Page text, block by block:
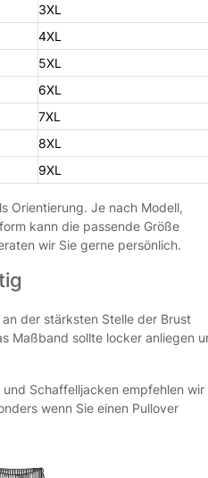
3XL
4XL
5XL
6XL
7XL
8XL
9XL
Orientierung. Je nach Modell,
kann die passende Größe
wir Sie gerne persönlich.
der stärksten Stelle der Brust
Maßband sollte locker anliegen
Schaffelljacken empfehlen wir
wenn Sie einen Pullover